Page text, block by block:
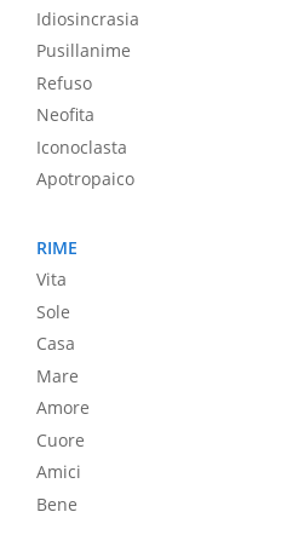
Idiosincrasia
Pusillanime
Refuso
Neofita
Iconoclasta
Apotropaico
RIME
Vita
Sole
Casa
Mare
Amore
Cuore
Amici
Bene